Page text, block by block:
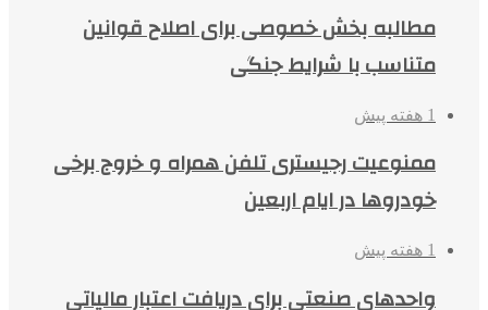
مطالبه بخش خصوصی برای اصلاح قوانین
متناسب با شرایط جنگی
1 هفته پیش
ممنوعیت رجیستری تلفن همراه و خروج برخی
خودروها در ایام اربعین
1 هفته پیش
واحدهای صنعتی برای دریافت اعتبار مالیاتی